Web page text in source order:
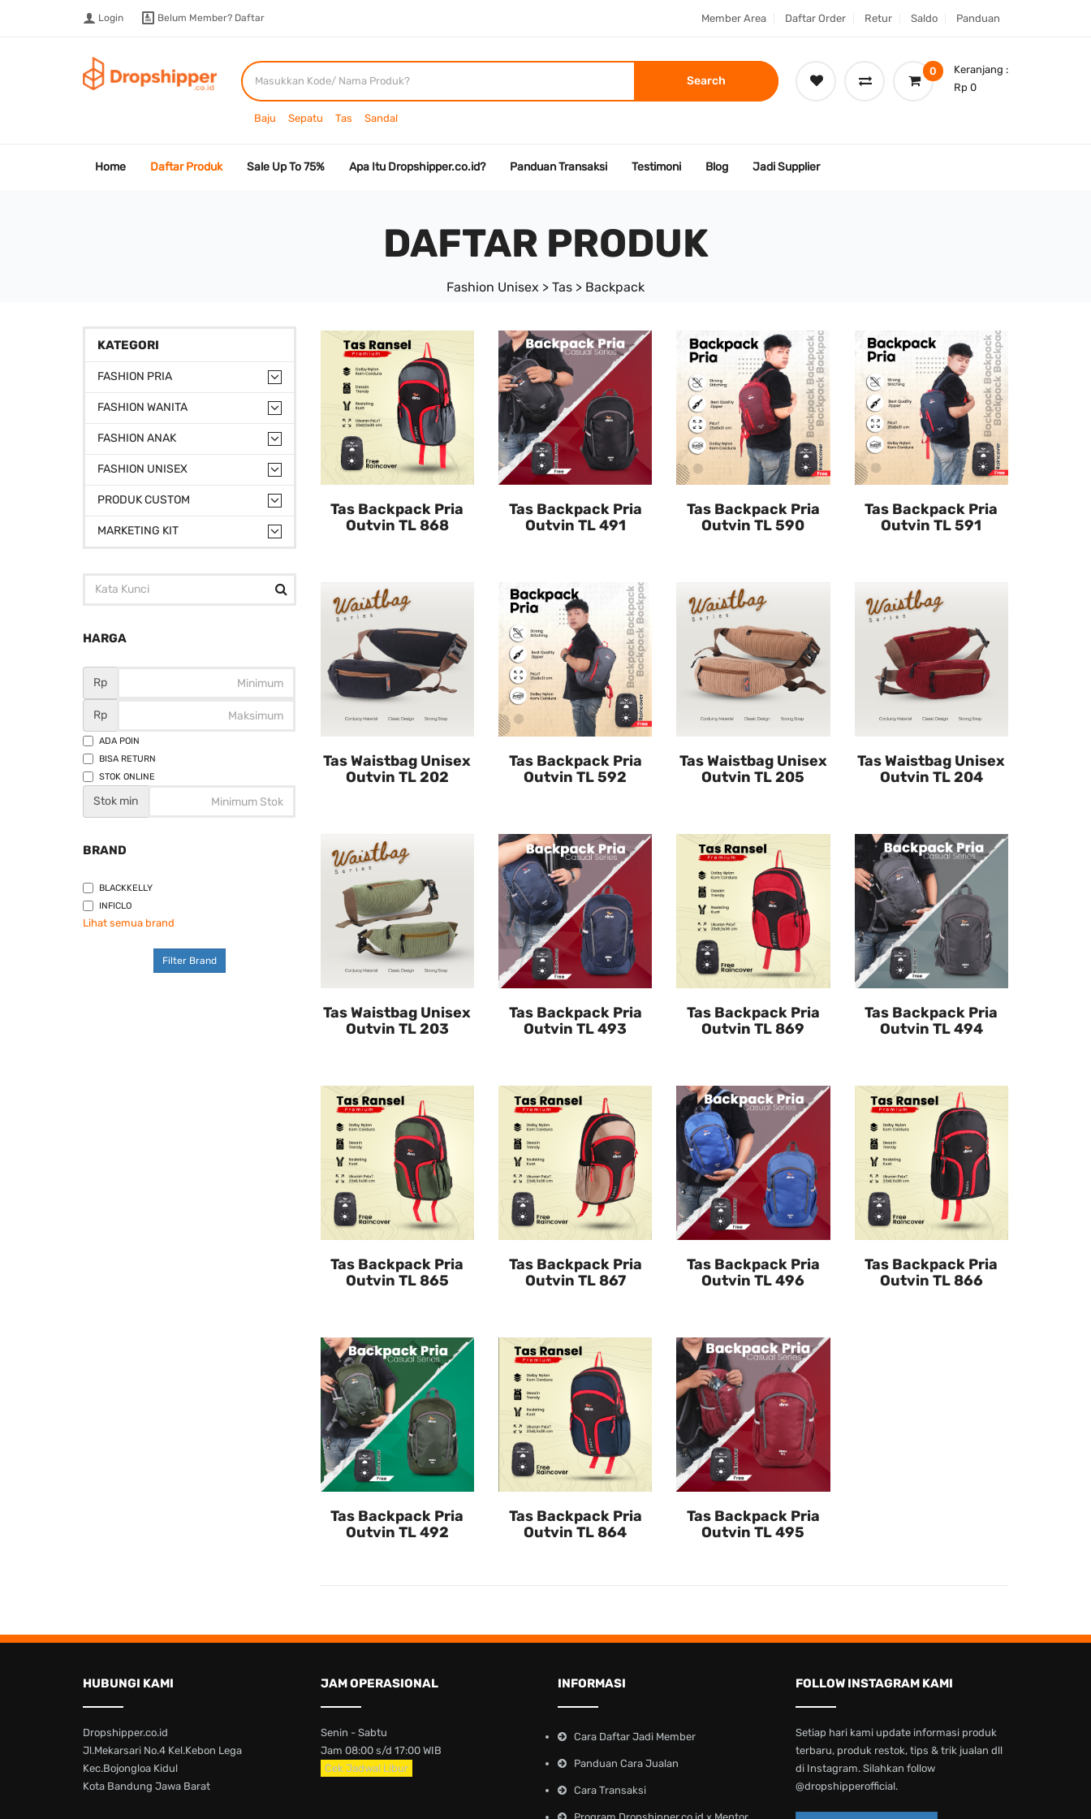
Login Belum Member? Daftar Member Area Daftar Order Retur Saldo Panduan
Search
Baju Sepatu Tas Sandal
0
Keranjang :
Rp 0
Home Daftar Produk Sale Up To 75% Apa Itu Dropshipper.co.id? Panduan Transaksi Testimoni Blog Jadi Supplier
DAFTAR PRODUK
Fashion Unisex > Tas > Backpack
KATEGORI
FASHION PRIA
FASHION WANITA
FASHION ANAK
FASHION UNISEX
PRODUK CUSTOM
MARKETING KIT
HARGA
Rp
Rp
ADA POIN
BISA RETURN
STOK ONLINE
Stok min
BRAND
BLACKKELLY
INFICLO
Lihat semua brand
Filter Brand
Tas Backpack Pria
Outvin TL 868
Tas Backpack Pria
Outvin TL 491
Tas Backpack Pria
Outvin TL 590
Tas Backpack Pria
Outvin TL 591
Tas Waistbag Unisex
Outvin TL 202
Tas Backpack Pria
Outvin TL 592
Tas Waistbag Unisex
Outvin TL 205
Tas Waistbag Unisex
Outvin TL 204
Tas Waistbag Unisex
Outvin TL 203
Tas Backpack Pria
Outvin TL 493
Tas Backpack Pria
Outvin TL 869
Tas Backpack Pria
Outvin TL 494
Tas Backpack Pria
Outvin TL 865
Tas Backpack Pria
Outvin TL 867
Tas Backpack Pria
Outvin TL 496
Tas Backpack Pria
Outvin TL 866
Tas Backpack Pria
Outvin TL 492
Tas Backpack Pria
Outvin TL 864
Tas Backpack Pria
Outvin TL 495
HUBUNGI KAMI
Dropshipper.co.id
Jl.Mekarsari No.4 Kel.Kebon Lega
Kec.Bojongloa Kidul
Kota Bandung Jawa Barat
JAM OPERASIONAL
Senin - Sabtu
Jam 08:00 s/d 17:00 WIB
Cek Jadwal Libur
INFORMASI
Cara Daftar Jadi Member
Panduan Cara Jualan
Cara Transaksi
FOLLOW INSTAGRAM KAMI
Setiap hari kami update informasi produk
terbaru, produk restok, tips & trik jualan dll
di Instagram. Silahkan follow
@dropshipperofficial.